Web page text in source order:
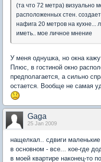
(та что 72 метра) визуально
расположенных стен.
нафига 20 метров на кухне...
иметь.. мое личное мнение
У меня однушка, но окна
Плюс, в гостиной окно
предполагается, а сильно
остается. Вообще не самая
Gaga
25 Jan 2009
нащелкал.. сдвиги
в основном - все... кое-где
в моей квартире наконец-то